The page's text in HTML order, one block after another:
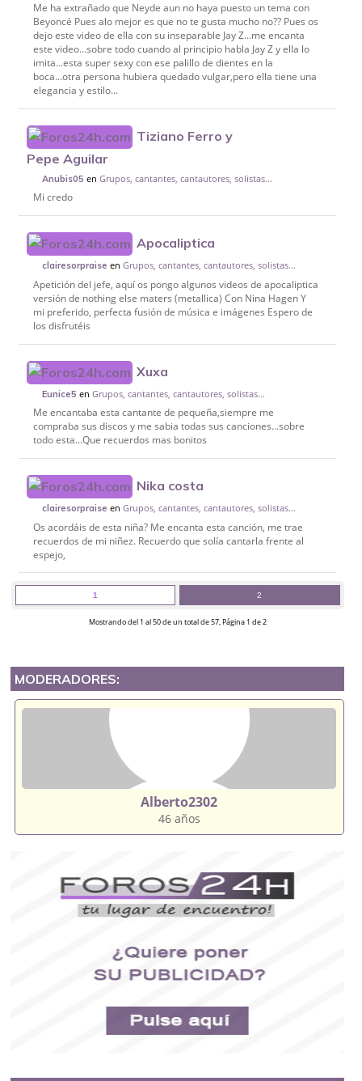
Me ha extrañado que Neyde aun no haya puesto un tema con
Beyoncé Pues alo mejor es que no te gusta mucho no?? Pues os
dejo este video de ella con su inseparable Jay Z...me encanta
este video...sobre todo cuando al principio habla Jay Z y ella lo
imita...esta super sexy con ese palillo de dientes en la
boca...otra persona hubiera quedado vulgar,pero ella tiene una
elegancia y estilo...
Tiziano Ferro y
Pepe Aguilar
Anubis05 enGrupos, cantantes, cantautores, solistas...
Mi credo
Apocaliptica
clairesorpraise enGrupos, cantantes, cantautores, solistas...
Apetición del jefe, aquí os pongo algunos videos de apocaliptica
versión de nothing else maters (metallica) Con Nina Hagen Y
mi preferido, perfecta fusión de música e imágenes Espero de
los disfrutéis
Xuxa
Eunice5 enGrupos, cantantes, cantautores, solistas...
Me encantaba esta cantante de pequeña,siempre me
compraba sus discos y me sabia todas sus canciones...sobre
todo esta...Que recuerdos mas bonitos
Nika costa
clairesorpraise enGrupos, cantantes, cantautores, solistas...
Os acordáis de esta niña? Me encanta esta canción, me trae
recuerdos de mi niñez. Recuerdo que solía cantarla frente al
espejo,
1 2
Mostrando del 1 al 50 de un total de 57, Página 1 de 2
MODERADORES:
Alberto2302
46 años